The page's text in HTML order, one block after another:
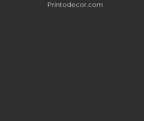
Printodecor.com